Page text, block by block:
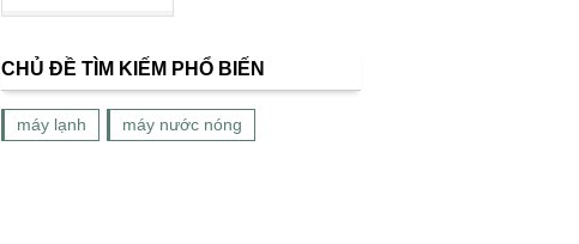
CHỦ ĐỀ TÌM KIẾM PHỔ BIẾN
máy lạnh máy nước nóng